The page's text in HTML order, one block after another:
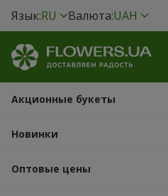
Язык:RU Валюта:UAH
Акционные букеты
Новинки
Оптовые цены